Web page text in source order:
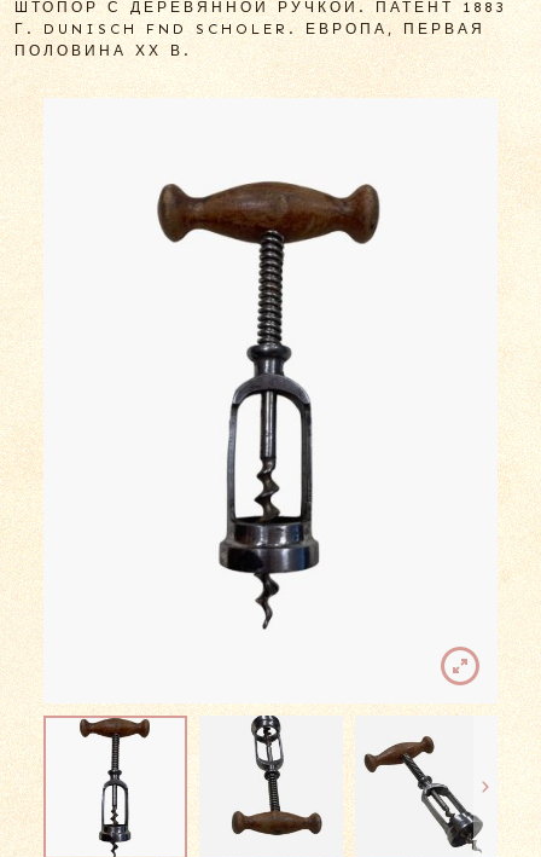
ШТОПОР С ДЕРЕВЯННОЙ РУЧКОЙ. ПАТЕНТ 1883
Г. DUNISCH FND SCHOLER. ЕВРОПА, ПЕРВАЯ
ПОЛОВИНА ХХ В.